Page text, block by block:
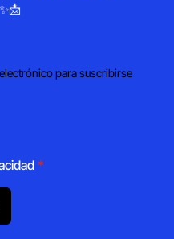
para suscribirse
*